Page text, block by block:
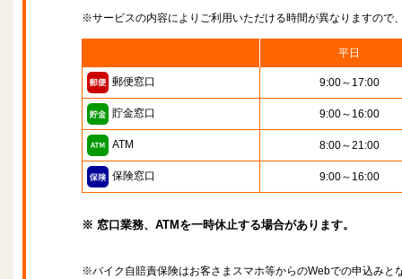
※サービスの内容によりご利用いただける時間が異なりますので
平日
郵便窓口 9:00～17:00
貯金窓口 9:00～16:00
ATM 8:00～21:00
保険窓口 9:00～16:00
※ 窓口業務、ATMを一時休止する場合があります。
※バイク自賠責保険はお客さまスマホ等からのWebでの申込みと